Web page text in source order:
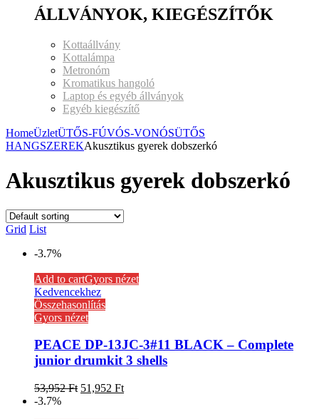
ÁLLVÁNYOK, KIEGÉSZÍTŐK
Kottaállvány
Kottalámpa
Metronóm
Kromatikus hangoló
Laptop és egyéb állványok
Egyéb kiegészítő
HomeÜzletÜTŐS-FÚVÓS-VONÓSÜTŐS
HANGSZEREKAkusztikus gyerek dobszerkó
Akusztikus gyerek dobszerkó
Grid List
-3.7%
Add to cartGyors nézet
Kedvencekhez
Összehasonlítás
Gyors nézet
PEACE DP-13JC-3#11 BLACK – Complete
junior drumkit 3 shells
53,952Ft 51,952 Ft
-3.7%